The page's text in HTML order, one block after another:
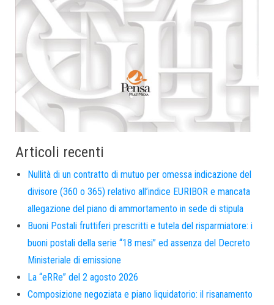
Articoli recenti
Nullità di un contratto di mutuo per omessa indicazione del
divisore (360 o 365) relativo all’indice EURIBOR e mancata
allegazione del piano di ammortamento in sede di stipula
Buoni Postali fruttiferi prescritti e tutela del risparmiatore: i
buoni postali della serie “18 mesi” ed assenza del Decreto
Ministeriale di emissione
La “eRRe” del 2 agosto 2026
Composizione negoziata e piano liquidatorio: il risanamento